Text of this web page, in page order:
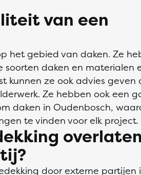
van een
het gebied van daken. Ze
soorten daken en materialen
kunnen ze ook advies geven
Ze hebben ook een
daken in Oudenbosch,
te vinden voor elk project.
door externe partijen